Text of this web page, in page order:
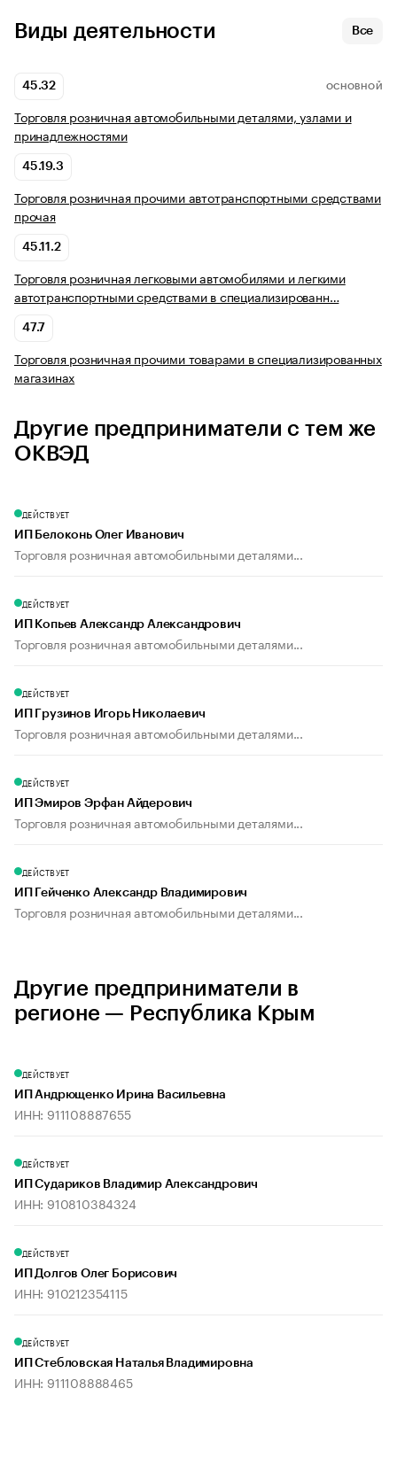
Виды деятельности Все
45.32 ОСНОВНОЙ
Торговля розничная автомобильными деталями, узлами и
принадлежностями
45.19.3
Торговля розничная прочими автотранспортными средствами
прочая
45.11.2
Торговля розничная легковыми автомобилями и легкими
автотранспортными средствами в специализированн…
47.7
Торговля розничная прочими товарами в специализированных
магазинах
Другие предприниматели с тем же
ОКВЭД
ДЕЙСТВУЕТ
ИП Белоконь Олег Иванович
Торговля розничная автомобильными деталями...
ДЕЙСТВУЕТ
ИП Копьев Александр Александрович
Торговля розничная автомобильными деталями...
ДЕЙСТВУЕТ
ИП Грузинов Игорь Николаевич
Торговля розничная автомобильными деталями...
ДЕЙСТВУЕТ
ИП Эмиров Эрфан Айдерович
Торговля розничная автомобильными деталями...
ДЕЙСТВУЕТ
ИП Гейченко Александр Владимирович
Торговля розничная автомобильными деталями...
Другие предприниматели в
регионе — Республика Крым
ДЕЙСТВУЕТ
ИП Андрющенко Ирина Васильевна
ИНН: 911108887655
ДЕЙСТВУЕТ
ИП Судариков Владимир Александрович
ИНН: 910810384324
ДЕЙСТВУЕТ
ИП Долгов Олег Борисович
ИНН: 910212354115
ДЕЙСТВУЕТ
ИП Стебловская Наталья Владимировна
ИНН: 911108888465